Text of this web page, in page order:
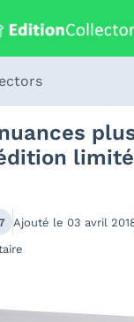
Ajouté le 03 avril